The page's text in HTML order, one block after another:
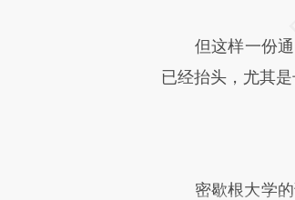
但这样一份通
已经抬头，尤其
密歇根大学的